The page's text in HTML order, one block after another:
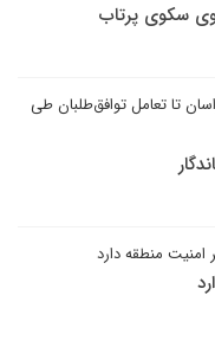
سکوی پرتاب
تا تعامل توافق‌‌طلبان طی
امنیت منطقه دارد